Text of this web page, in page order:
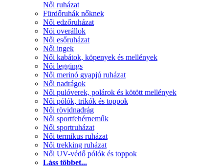
Női ruházat
Fürdőruhák nőknek
Női edzőruházat
Nöi overállok
Női esőruházat
Női ingek
Női kabátok, köpenyek és mellények
Női leggings
Női merinó gyapjú ruházat
Női nadrágok
Női pulóverek, polárok és kötött mellények
Női pólók, trikók és toppok
Női rövidnadrág
Női sportfehérneműk
Női sportruházat
Női termikus ruházat
Női trekking ruházat
Női UV-védő pólók és toppok
Láss többet...